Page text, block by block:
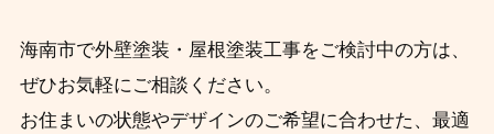
海南市で外壁塗装・屋根塗装工事をご検討中の方は、
ぜひお気軽にご相談ください。
お住まいの状態やデザインのご希望に合わせた、最適